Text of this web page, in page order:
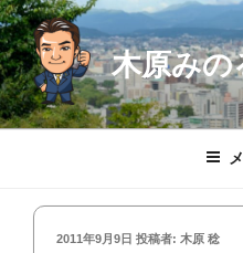
コ
ン
テ
ン
ツ
木原みの
投
2011年9月9日 投稿者: 木原 稔